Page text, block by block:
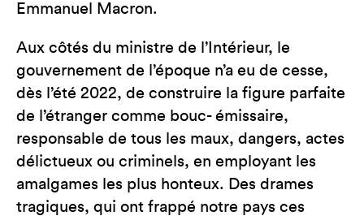
Emmanuel Macron.
Aux côtés du ministre de l’Intérieur, le
gouvernement de l’époque n’a eu de cesse,
dès l’été 2022, de construire la figure parfaite
de l’étranger comme bouc- émissaire,
responsable de tous les maux, dangers, actes
délictueux ou criminels, en employant les
amalgames les plus honteux. Des drames
tragiques, qui ont frappé notre pays ces